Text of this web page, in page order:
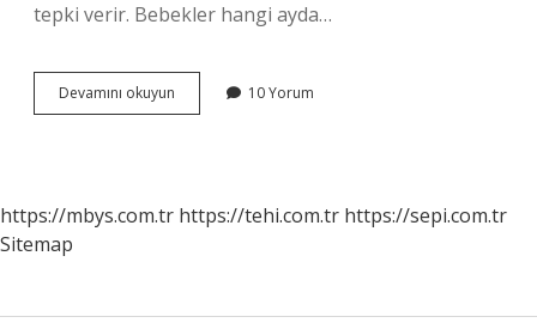
tepki verir. Bebekler hangi ayda…
Devamını okuyun Bebekler
Sese
10 Yorum
https://mbys.com.tr https://tehi.com.tr https://sepi.com.tr
Sitemap